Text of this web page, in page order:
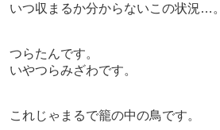
いつ収まるか分からないこの状況…。
つらたんです。
いやつらみざわです。
これじゃまるで籠の中の鳥です。